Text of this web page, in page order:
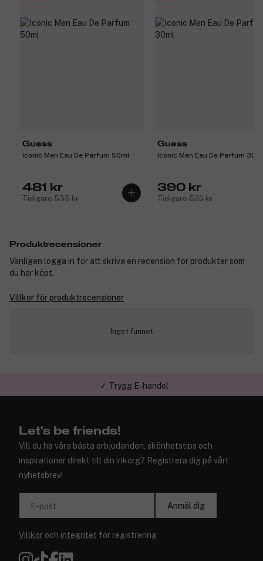
Guess
Iconic Men Eau De Parfum 50ml
481 kr
Tidigare 535 kr
Guess
Iconic Men Eau De Parfum
390 kr
Tidigare 520 kr
Produktrecensioner
Vänligen logga in för att skriva en recension för produkter som
du har köpt.
Villkor för produktrecensioner
Inget funnet
✓ Trygg E-handel
Let's be friends!
Vill du ha våra bästa erbjudanden, skönhetstips och
inspirationer direkt till din inkorg? Registrera dig på vårt
nyhetsbrev!
E-post Anmäl dig
Villkor och integritet för registrering